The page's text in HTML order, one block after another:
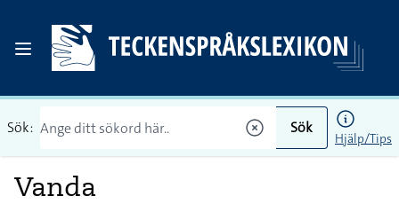
Sök: Sök
Hjälp/Tips
Vanda